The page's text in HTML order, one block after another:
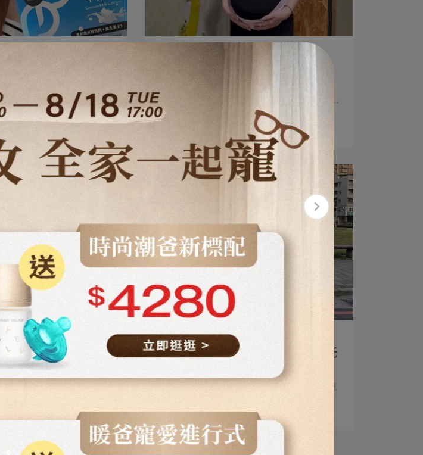
Power德國牛奶鈣⋯
Vicky媽咪推薦｜薄蟬翼超輕量彈力
托腹帶
作者：六甲村團隊 | 2026-05-21
Vicky媽咪推薦｜薄蟬翼超輕量彈力托腹帶 懷⋯
All-Day包覆型減壓
05-18
Day包覆型減壓孕哺內衣 ⋯
家齊媽咪推薦｜薄蟬翼超輕量彈力托
作者：六甲村團隊 | 2026-05-14
家齊媽咪推薦｜薄蟬翼超輕量彈力托腹帶 很感